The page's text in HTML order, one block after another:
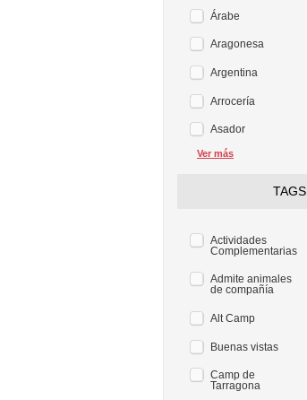
Árabe
Aragonesa
Argentina
Arrocería
Asador
Ver más
TAGS
Actividades
Complementarias
Admite animales
de compañía
Alt Camp
Buenas vistas
Camp de
Tarragona